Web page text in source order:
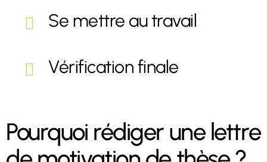
Se mettre au travail
Vérification finale
Pourquoi rédiger une lettre